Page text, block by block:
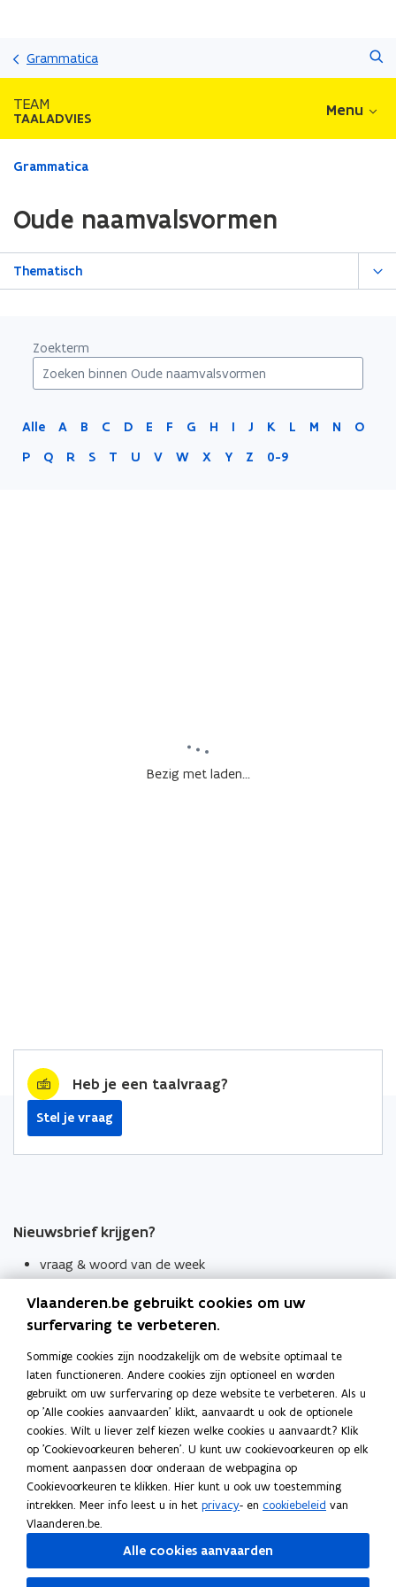
Grammatica
TEAM
TAALADVIES Menu
Gedaan
zich
op:
Oude
Grammatica
Oude naamvalsvormen
Thematisch
Zoekterm
Alle A B C D E F G H I J K L M N
O
P
Q R S T U V W X Y Z 0-9
Bezig met laden...
Heb je een taalvraag?
Stel je vraag
Nieuwsbrief krijgen?
vraag & woord van de week
Schrijf je in
Thema's
Taaladviezen
Spellingregels
Tips voor duidelijke taal
Bekijk ook
Spellingtests
Boek- en webwijzer
Vlaanderen.be gebruikt cookies om uw
surfervaring te verbeteren.
Sommige cookies zijn noodzakelijk om de website optimaal te
laten functioneren. Andere cookies zijn optioneel en worden
gebruikt om uw surfervaring op deze website te verbeteren. Als u
op 'Alle cookies aanvaarden' klikt, aanvaardt u ook de optionele
cookies. Wilt u liever zelf kiezen welke cookies u aanvaardt? Klik
op 'Cookievoorkeuren beheren'. U kunt uw cookievoorkeuren op elk
moment aanpassen door onderaan de webpagina op
Cookievoorkeuren te klikken. Hier kunt u ook uw toestemming
intrekken. Meer info leest u in het privacy- en cookiebeleid van
Vlaanderen.be.
Alle cookies aanvaarden